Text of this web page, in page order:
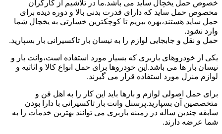
خصوص حمل یخچال ساید می باشد.ما در تلاشیم از کارگران
مخصوص حمل ساید که دارای قدرت بدنی بالا و دوره دیده برای
حمل ساید هستند،بهره ببریم تا کوچکترین خسارتی به یخچال شما
وارد نشود.
حمل و نقل و جابجایی لوازم را به نیسان بار تاکسیرانی بار بسپارید.
یکی از خودروهای باربری که بسیار مورد استفاده است،وانت بار و
نیسان بار ها می باشد.این خودروها برای حمل انواع کالا و اثاثیه و
لوازم منزل مورد استفاده قرار می گیرند.
برای حمل اصولی لوازم و بارها باید این کار را به اهل فن و
متخصصین آن بسپارید.پرسنل وانت بار تاکسیرانی با دارا بودن
سابقه چندین ساله در زمینه باربری می توانند بهترین خدمات را به
شما عرضه دارند.